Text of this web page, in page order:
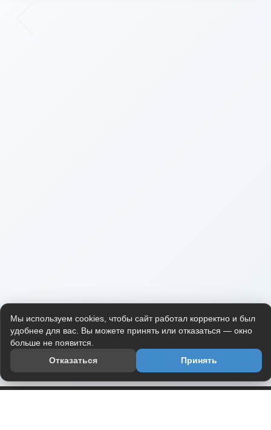
Мы используем cookies, чтобы сайт работал корректно и был
удобнее для вас. Вы можете принять или отказаться — окно
больше не появится.
Отказаться
Принять